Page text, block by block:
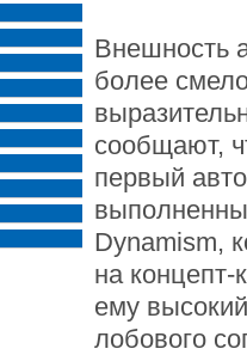
Внешность
более
сообщают,
первый
Dynamism,
на
ему
лобового